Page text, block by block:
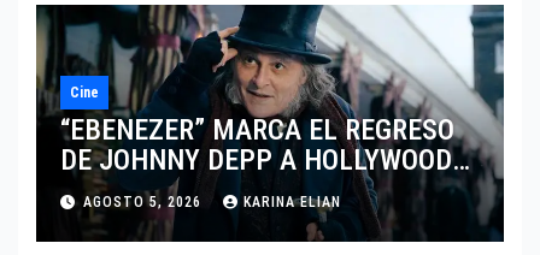
Cine
“EBENEZER” MARCA EL REGRESO
DE JOHNNY DEPP A HOLLYWOOD
TRAS SU PASO POR EL CINE
INDEPENDIENTE EUROPEO
AGOSTO 5, 2026 KARINA ELIAN